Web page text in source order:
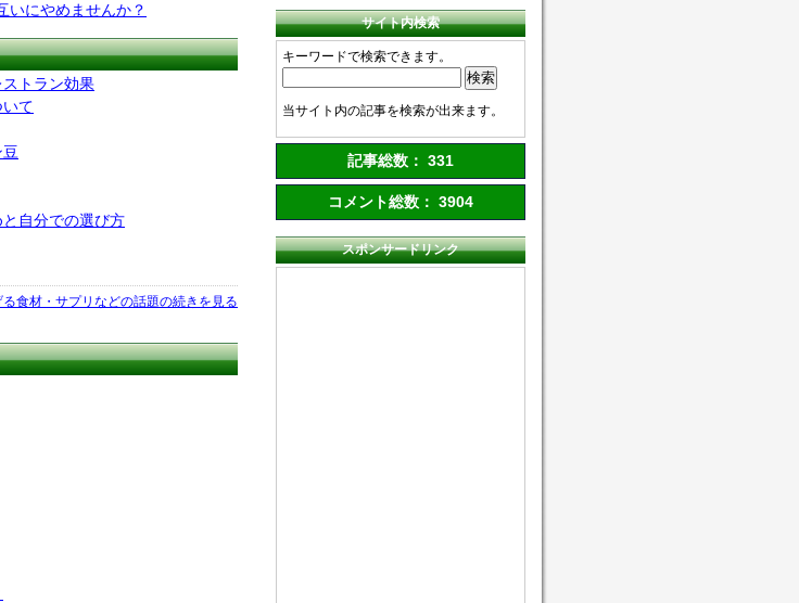
いにやめませんか？
トラン効果
て
自分での選び方
食材・サプリなどの話題の続きを見る
サイト内検索
キーワードで検索できます。
当サイト内の記事を検索が出来ます。
記事総数： 331
コメント総数： 3904
スポンサードリンク